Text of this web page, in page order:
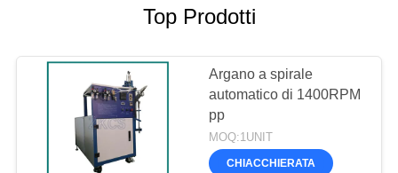
Top Prodotti
Argano a spirale
automatico di 1400RPM
pp
MOQ:1UNIT
CHIACCHIERATA